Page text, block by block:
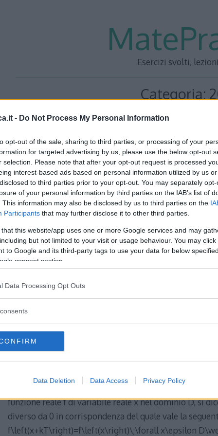
- Do Not Process My Personal Information
opt-out of the sale, sharing to third parties, or processing of your
for targeted advertising by us, please use the below opt-out
selection. Please note that after your opt-out request is processed
interest-based ads based on personal information utilized by us
to third parties prior to your opt-out. You may separately
of your personal information by third parties on the IAB’s list of
This information may also be disclosed by us to third parties on the
Participants that may further disclose it to other third parties.
that this website/app uses one or more Google services and may
but not limited to your visit or usage behaviour. You may
to Google and its third-party tags to use your data for below
consent section.
Data Processing Opt Outs
Data Deletion Data Access Privacy Policy
Esercizi svolti,
Categoria:
Quesito 6 – Testo e
2009
TestoCon l’aiuto di una calcolatrice, si applichi il
all’equazione \[ \sin x=0 \] con punto iniziale pari a 3.
Soluzione Il procedimento di Newton consiste
una successione di punti x: \[ x_{n+1}=x_{n}-
partendo dal punto 3 ottengo dopo due[…]
Quesito 10 – Testo e
2009 Liceo
Testo Si determini il periodo della funzione \[
funzione reale f di variabile reale x nel dominio D, si
diverso da 0 in corrispondenza del quale vale la
f\left(x+kT\right)=f\left(x\right)\;\forall x\epsilon